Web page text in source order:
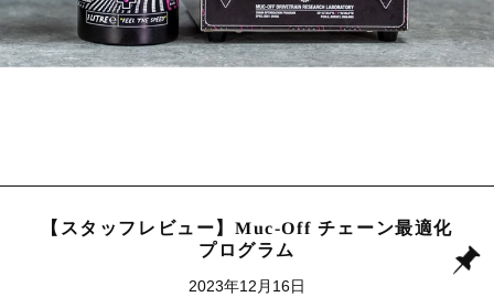
【スタッフレビュー】Muc-Off チェーン最適化
プログラム
2023年12月16日